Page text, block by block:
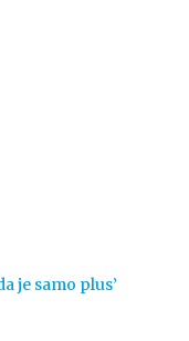
je samo plus’